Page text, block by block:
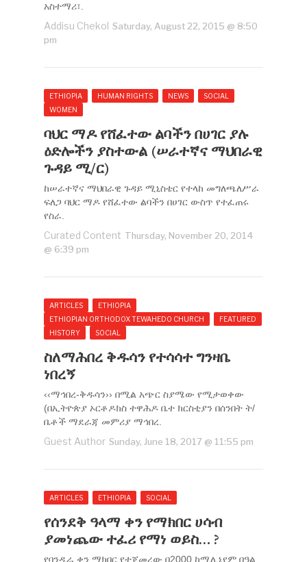
አስተማሪ፣.
Addisu Chekol Saturday, August 22, 2015 @ 8:50
pm
ETHIOPIA HUMAN RIGHTS NEWS
SOCIAL
WOMEN
ባህር ማዶ የሸፈተው ልባችን በሀገር ያሉ
ዕድሎችን ያስተውል (ሠራተኛና ማህበራዊ
ጉዳይ ሚ/ር)
ከሠራተኛና ማህበራዊ ጉዳይ ሚኒስቴር የተላከ መግለጫለሥራ
ፍለጋ ባህር ማዶ የሸፈተው ልባችን በሀገር ውስጥ የተፈጠሩ
የስራ.
Curated Content Thursday, November 20, 2014
@ 6:39 pm
ARTICLES
ETHIOPIA
ETHIOPIAN ORTHODOX TEWAHEDO CHURCH
FEATURED
HISTORY
SOCIAL
ስለማሕበረ ቅዱሳን የተሳሳተ ግንዛቤ
ነበረኝ
‹‹ማኅበረ-ቅዱሳን›› በሚል አጭር ስያሜው የሚታወቀው
(በኢትዮጵያ ኦርቶዶክስ ተዋሕዶ ቤተ ክርስቲያን በሰንበት ት/
ቤቶች ማደራጃ መምሪያ ማኅበረ.
Guest Author Sunday, June 18, 2017 @ 11:55 pm
ARTICLES ETHIOPIA SOCIAL
የሰንደቅ ዓላማ ቀን የማክበር ሀሳብ
ያመነጨው ተፈሪ የማነ ወይስ… ?
የባንዲራ ቀን ማክበር የተጀመረው በ2000 ከሚሊኒየም በዓል